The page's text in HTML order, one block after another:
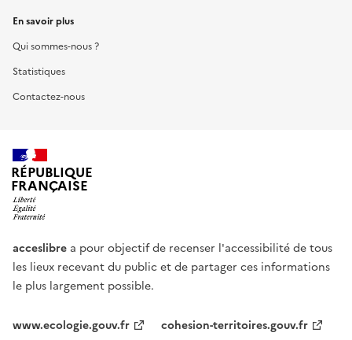
En savoir plus
Qui sommes-nous ?
Statistiques
Contactez-nous
RÉPUBLIQUE
FRANÇAISE
acceslibre a pour objectif de recenser l'accessibilité de tous
les lieux recevant du public et de partager ces informations
le plus largement possible.
www.ecologie.gouv.fr
cohesion-territoires.gouv.fr